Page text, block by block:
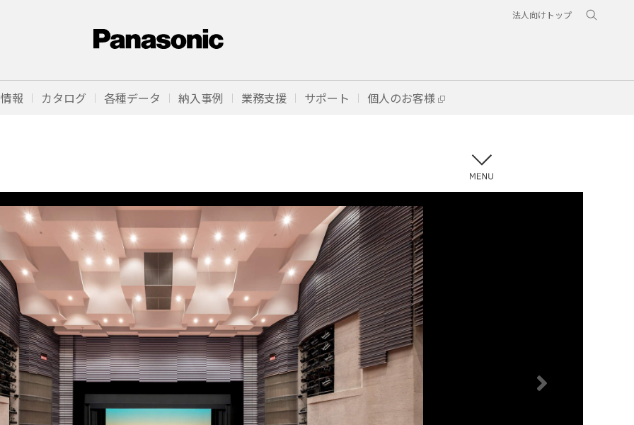
法人向けトップ
報 カタログ 各種データ 納入事例 業務支援 サポート 個人のお客様